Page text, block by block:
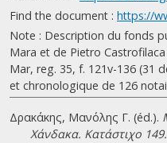
Find the document : https://
Note : Description du fonds
Mara et de Pietro
Mar, reg. 35, f. 121v-136 (31
et chronologique de 126
Δρακάκης, Μανόλης Γ. (éd.).
Χάνδακα. Κατάστιχο